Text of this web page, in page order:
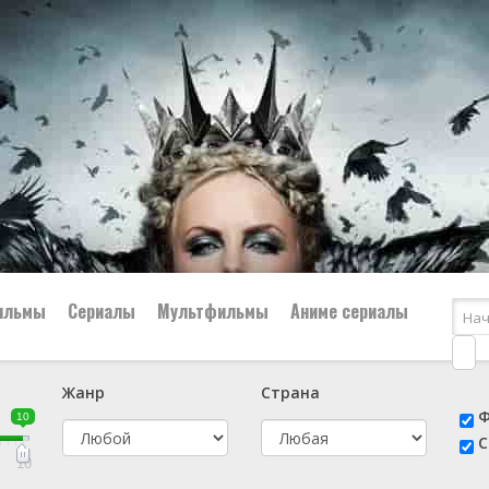
👨‍✈️ Военный
🕵️‍♂️ Детектив
Сериалы Мультфильмы Аниме сериалы
10
10
Жанр
Страна